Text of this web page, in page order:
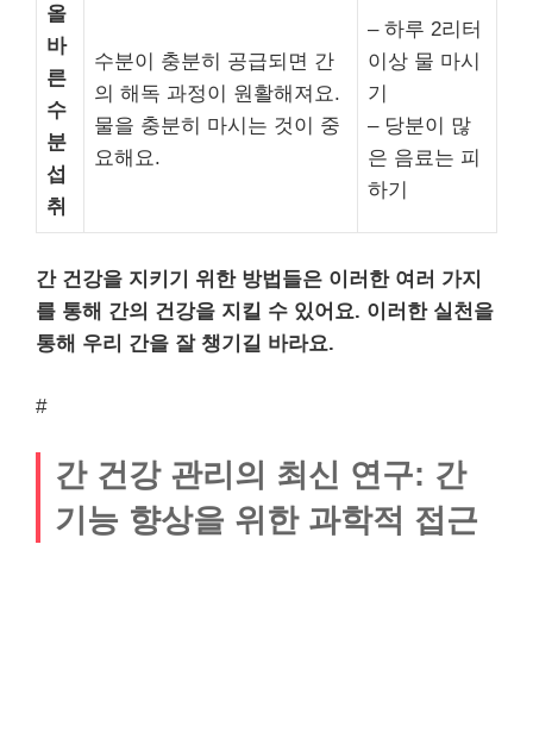
올
바
른
수
분
섭
취
수분이 충분히 공급되면 간
의 해독 과정이 원활해져요.
물을 충분히 마시는 것이 중
요해요.
– 하루 2리터
이상 물 마시
기
– 당분이 많
은 음료는 피
하기
간 건강을 지키기 위한 방법들은 이러한 여러 가지
를 통해 간의 건강을 지킬 수 있어요. 이러한 실천을
통해 우리 간을 잘 챙기길 바라요.
#
간 건강 관리의 최신 연구: 간
기능 향상을 위한 과학적 접근